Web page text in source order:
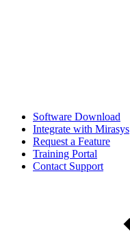
Software Download
Integrate with Mirasys
Request a Feature
Training Portal
Contact Support